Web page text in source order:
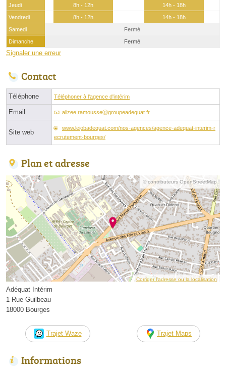
Jeudi
8h - 12h
14h - 18h
Vendredi
8h - 12h
14h - 18h
Samedi
Fermé
Dimanche
Fermé
Signaler une erreur
Contact
Téléphone Téléphoner à l'agence d'intérim
Email alizee.ramousseⓐgroupeadequat.fr
Site web
www.lejobadequat.com/nos-agences/agence-adequat-interim-r
ecrutement-bourges/
Plan et adresse
© contributeurs OpenStreetMap
Corriger l’adresse ou la localisation
Adéquat Intérim
1 Rue Guilbeau
18000 Bourges
Trajet Waze Trajet Maps
Informations